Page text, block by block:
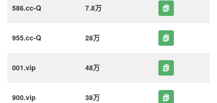
586.cc-Q 7.8万
955.cc-Q 28万
001.vip 48万
900.vip 38万